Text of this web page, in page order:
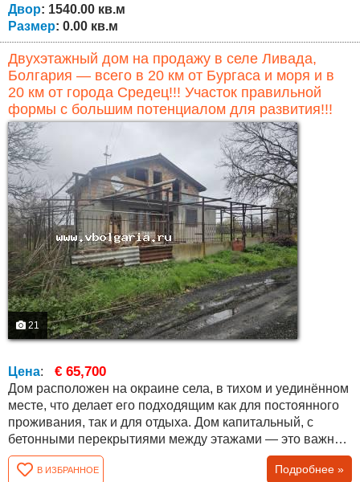
Двор: 1540.00 кв.м
Размер: 0.00 кв.м
Двухэтажный дом на продажу в селе Ливада,
Болгария — всего в 20 км от Бургаса и моря и в
20 км от города Средец!!! Участок правильной
формы с большим потенциалом для развития!!!
21
Цена: € 65,700
Дом расположен на окраине села, в тихом и уединённом
месте, что делает его подходящим как для постоянного
проживания, так и для отдыха. Дом капитальный, с
бетонными перекрытиями между этажами — это важное
преимущество при ремонте и переустройстве. Общая
площадь составляет около 130 кв.м . Первый этаж
В ИЗБРАННОЕ Подробнее »